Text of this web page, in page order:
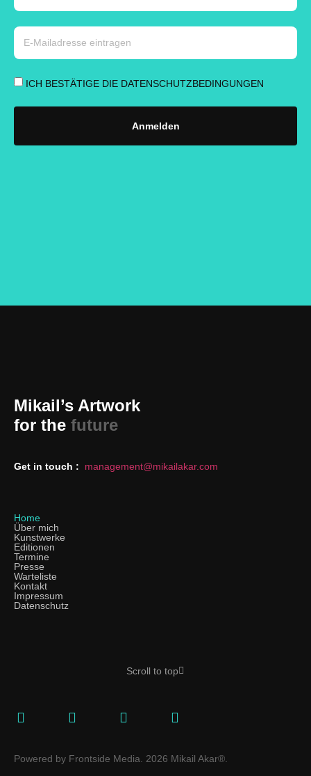
ICH BESTÄTIGE DIE DATENSCHUTZBEDINGUNGEN
Anmelden
Mikail’s Artwork
for the future
Get in touch : management@mikailakar.com
Home
Über mich
Kunstwerke
Editionen
Termine
Presse
Warteliste
Kontakt
Impressum
Datenschutz
Scroll to top
Powered by Frontside Media. 2026 Mikail Akar®.